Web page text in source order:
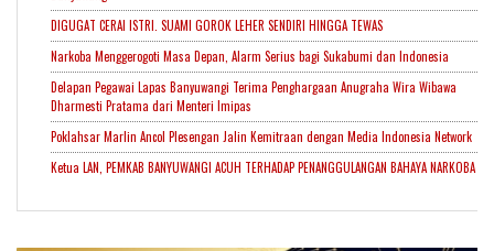
DIGUGAT CERAI ISTRI. SUAMI GOROK LEHER SENDIRI HINGGA TEWAS
Narkoba Menggerogoti Masa Depan, Alarm Serius bagi Sukabumi dan Indonesia
Delapan Pegawai Lapas Banyuwangi Terima Penghargaan Anugraha Wira Wibawa
Dharmesti Pratama dari Menteri Imipas
Poklahsar Marlin Ancol Plesengan Jalin Kemitraan dengan Media Indonesia Network
Ketua LAN, PEMKAB BANYUWANGI ACUH TERHADAP PENANGGULANGAN BAHAYA NARKOBA